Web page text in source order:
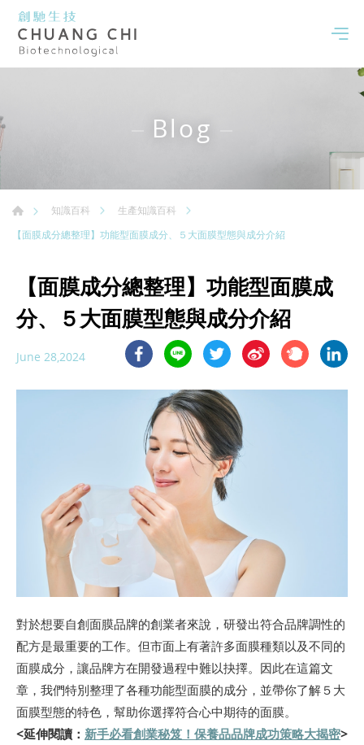
Blog
知識百科
生產知識百科
【面膜成分總整理】功能型面膜成分、５大面膜型態與成分介紹
【面膜成分總整理】功能型面膜成
分、５大面膜型態與成分介紹
June 28,2024
對於想要自創面膜品牌的創業者來說 ，研發出符合品牌調性的
配方是最重要的工作。但市面上有著許多面膜種類以及不同的
面膜成分，讓品牌方在開發過程中難以抉擇。因此在這篇文
章，我們特別整理了各種功能型面膜的成分，並帶你了解５大
面膜型態的特色，幫助你選擇符合心中期待的面膜。
<延伸閱讀： 新手必看創業秘笈！保養品品牌成功策略大揭密>